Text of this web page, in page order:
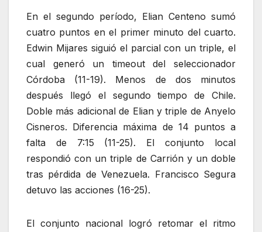
En el segundo período, Elian Centeno sumó
cuatro puntos en el primer minuto del cuarto.
Edwin Mijares siguió el parcial con un triple, el
cual generó un timeout del seleccionador
Córdoba (11-19). Menos de dos minutos
después llegó el segundo tiempo de Chile.
Doble más adicional de Elian y triple de Anyelo
Cisneros. Diferencia máxima de 14 puntos a
falta de 7:15 (11-25). El conjunto local
respondió con un triple de Carrión y un doble
tras pérdida de Venezuela. Francisco Segura
detuvo las acciones (16-25).
El conjunto nacional logró retomar el ritmo